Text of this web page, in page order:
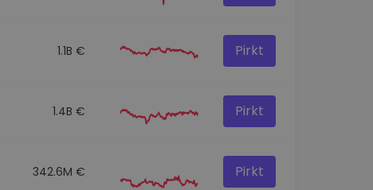
1.1B € Pirkt
1.4B € Pirkt
342.6M € Pirkt